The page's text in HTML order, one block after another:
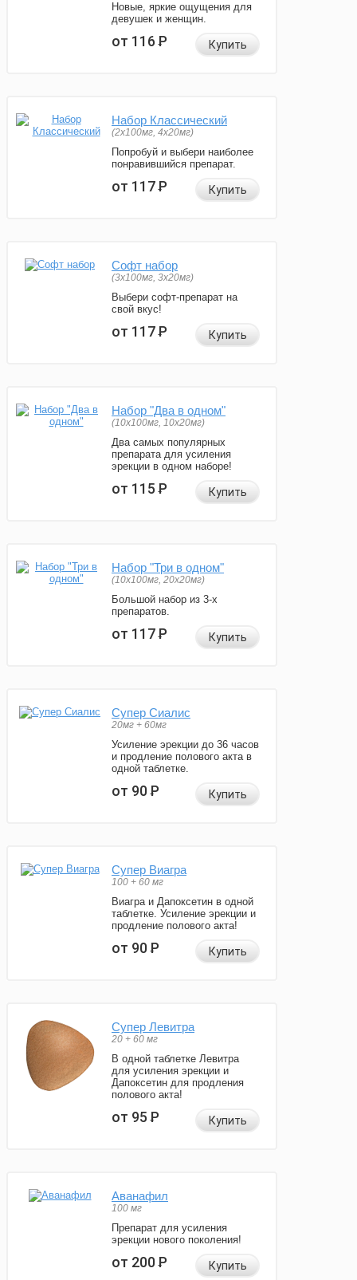
Новые, яркие ощущения для
девушек и женщин.
от 116Р Купить
Набор Классический
(2x100мг, 4x20мг)
Попробуй и выбери наиболее
понравившийся препарат.
от 117Р Купить
Софт набор
(3x100мг, 3x20мг)
Выбери софт-препарат на
свой вкус!
от 117Р Купить
Набор "Два в одном"
(10x100мг, 10x20мг)
Два самых популярных
препарата для усиления
эрекции в одном наборе!
от 115Р Купить
Набор "Три в одном"
(10x100мг, 20x20мг)
Большой набор из 3-х
препаратов.
от 117Р Купить
Супер Сиалис
20мг + 60мг
Усиление эрекции до 36 часов
и продление полового акта в
одной таблетке.
от 90Р Купить
Супер Виагра
100 + 60 мг
Виагра и Дапоксетин в одной
таблетке. Усиление эрекции и
продление полового акта!
от 90Р Купить
Супер Левитра
20 + 60 мг
В одной таблетке Левитра
для усиления эрекции и
Дапоксетин для продления
полового акта!
от 95Р Купить
Аванафил
100 мг
Препарат для усиления
эрекции нового поколения!
от 200Р Купить